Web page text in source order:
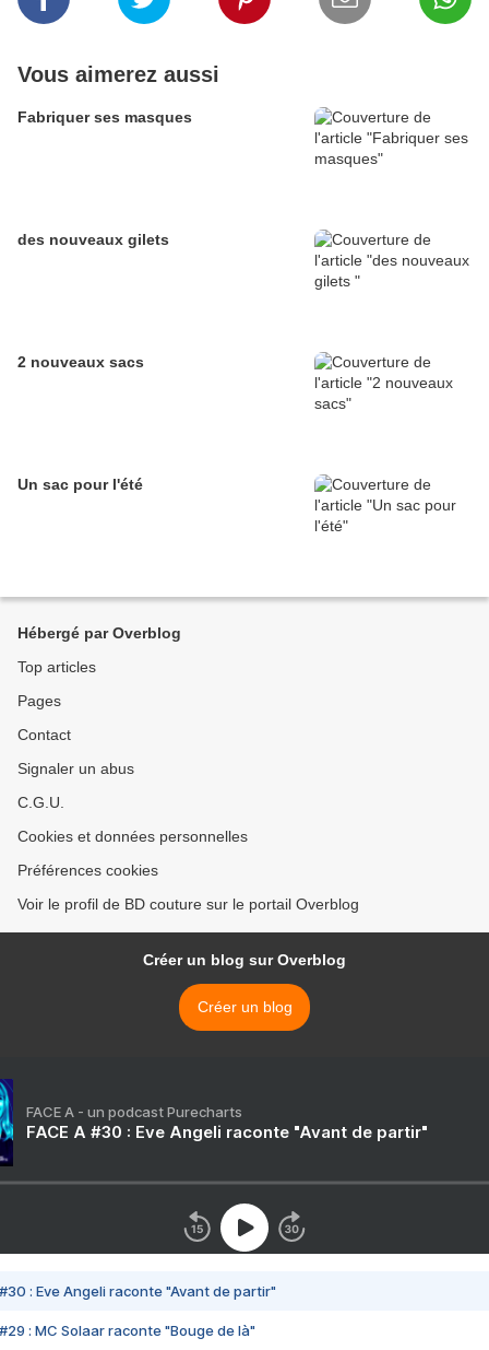
Vous aimerez aussi
Fabriquer ses masques
des nouveaux gilets
2 nouveaux sacs
Un sac pour l'été
Hébergé par Overblog
Top articles
Pages
Contact
Signaler un abus
C.G.U.
Cookies et données personnelles
Préférences cookies
Voir le profil de BD couture sur le portail Overblog
Créer un blog sur Overblog
Créer un blog
FACE A - un podcast Purecharts
FACE A #30 : Eve Angeli raconte "Avant de partir"
#30 : Eve Angeli raconte "Avant de partir"
#29 : MC Solaar raconte "Bouge de là"